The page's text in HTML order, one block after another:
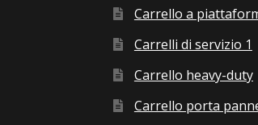
Carrello a
Carrelli di servizio 1
Carrello heavy-duty
Carrello porta